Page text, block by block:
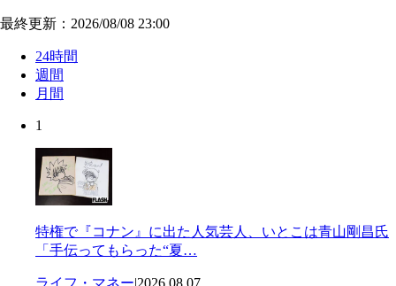
最終更新：2026/08/08 23:00
24時間
週間
月間
1
特権で『コナン』に出た人気芸人、いとこは青山剛昌氏
「手伝ってもらった“夏…